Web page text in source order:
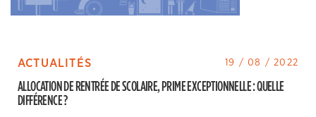
ACTUALITÉS 19 / 08 / 2022
ALLOCATION DE RENTRÉE DE SCOLAIRE, PRIME EXCEPTIONNELLE : QUELLE
DIFFÉRENCE ?